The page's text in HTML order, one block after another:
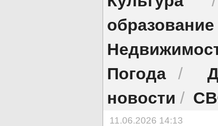
образование
Погода/
новости /
11.06.2026 14:13